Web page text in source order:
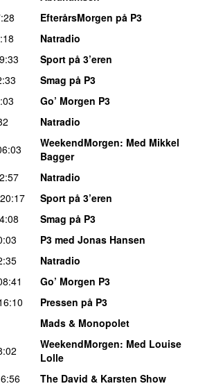
EfterårsMorgen på P3
Natradio
Sport på 3’eren
Smag på P3
Go’ Morgen P3
Natradio
WeekendMorgen: Med Mikkel
Bagger
Natradio
20:17
Sport på 3’eren
Smag på P3
P3 med Jonas Hansen
Natradio
Go’ Morgen P3
Pressen på P3
Mads & Monopolet
WeekendMorgen: Med Louise
Lolle
The David & Karsten Show